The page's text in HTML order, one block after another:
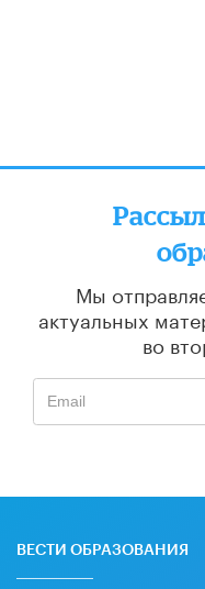
Мы
актуальных
во
ВЕСТИ ОБРАЗОВАНИЯ